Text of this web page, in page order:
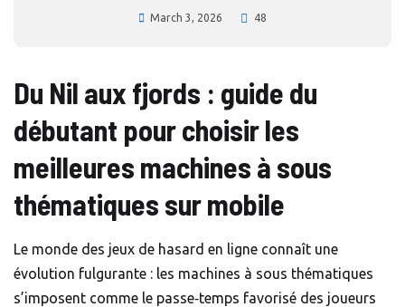
March 3, 2026 48
Du Nil aux fjords : guide du
débutant pour choisir les
meilleures machines à sous
thématiques sur mobile
Le monde des jeux de hasard en ligne connaît une
évolution fulgurante : les machines à sous thématiques
s’imposent comme le passe‑temps favorisé des joueurs